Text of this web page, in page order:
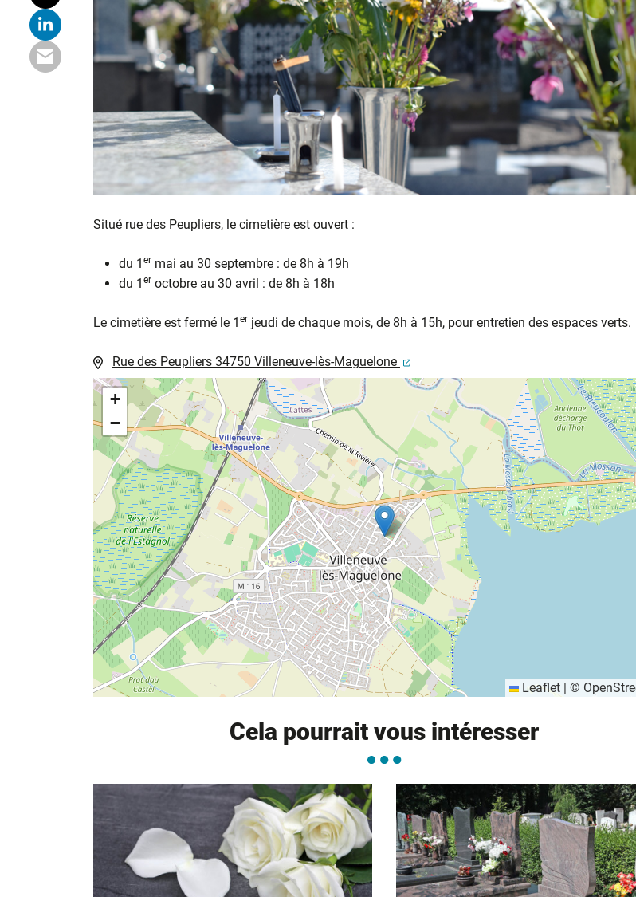
Situé rue des Peupliers, le cimetière est ouvert :
du 1 er mai au 30 septembre : de 8h à 19h
du 1 er octobre au 30 avril : de 8h à 18h
Le cimetière est fermé le 1 er jeudi de chaque mois, de 8h à 15h, pour entretien des espaces verts.
Localisation
Rue des Peupliers 34750 Villeneuve-lès-Maguelone (ouverture dans un nouvel onglet)
+
−
Leaflet ©
Cela pourrait vous intéresser